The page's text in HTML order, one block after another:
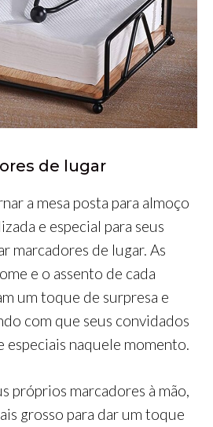
de lugar
a mesa posta para almoço
e especial para seus
marcadores de lugar. As
e o assento de cada
um toque de surpresa e
com que seus convidados
especiais naquele momento.
próprios marcadores à mão,
grosso para dar um toque